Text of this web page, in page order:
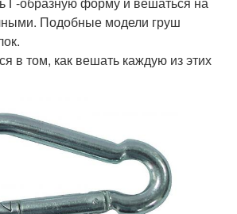
Подобные модели груш
в том, как вешать каждую из этих